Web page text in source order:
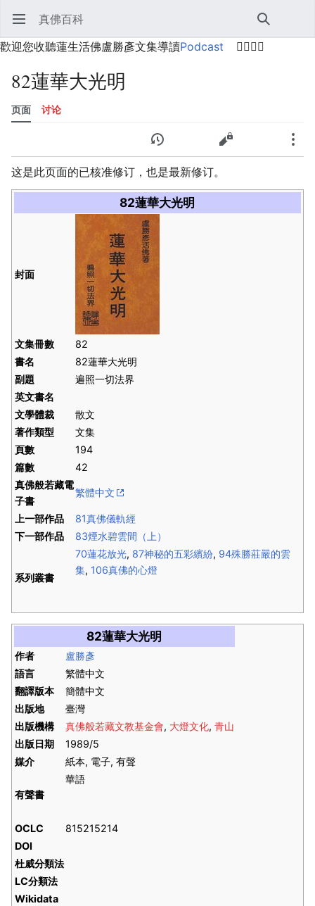
打开主菜单 真佛百科 搜索
歡迎您收聽蓮生活佛盧勝彥文集導讀Podcast 🙋‍♂️🙋‍♀️
82蓮華大光明
页面 讨论
历史
这是此页面的已核准修订，也是最新修订。
82蓮華大光明
封面
文集冊數
82
書名
82蓮華大光明
副題
遍照一切法界
英文書名
文學體裁
散文
著作類型
文集
頁數
194
篇數
42
真佛般若藏電
子書
繁體中文
上一部作品
81真佛儀軌經
下一部作品
83煙水碧雲間（上）
系列叢書
70蓮花放光, 87神秘的五彩繽紛, 94殊勝莊嚴的雲
集, 106真佛的心燈
82蓮華大光明
作者
盧勝彥
語言
繁體中文
翻譯版本
簡體中文
出版地
臺灣
出版機構
真佛般若藏文教基金會, 大燈文化, 青山
出版日期
1989/5
媒介
紙本, 電子, 有聲
有聲書
華語
OCLC
815215214
DOI
杜威分類法
LC分類法
Wikidata